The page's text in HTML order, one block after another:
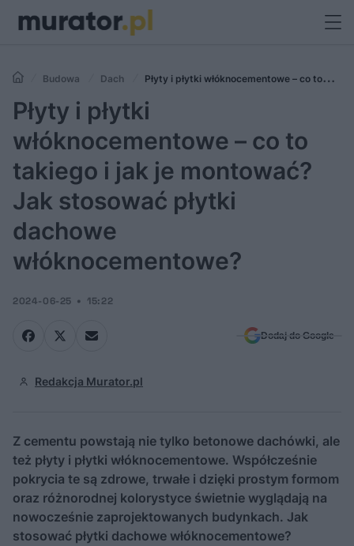
Budowa Dach
Płyty i płytki włóknocementowe – co to
takiego i jak je montować? Jak stosować płytki dachowe
włóknocementowe?
Płyty i płytki
włóknocementowe – co to
takiego i jak je montować?
Jak stosować płytki
dachowe
włóknocementowe?
2024-06-25 15:22
Dodaj do Google
Redakcja Murator.pl
Z cementu powstają nie tylko betonowe dachówki, ale
też płyty i płytki włóknocementowe. Współcześnie
pokrycia te są zdrowe, trwałe i dzięki prostym formom
oraz różnorodnej kolorystyce świetnie wyglądają na
nowocześnie zaprojektowanych budynkach. Jak
stosować płytki dachowe włóknocementowe?